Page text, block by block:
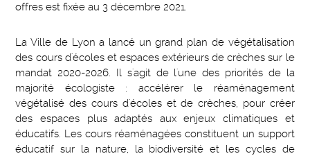
offres est fixée au 3 décembre 2021.
La Ville de Lyon a lancé un grand plan de végétalisation
des cours d'écoles et espaces extérieurs de crèches sur le
mandat 2020-2026. Il s'agit de l'une des priorités de la
majorité écologiste : accélérer le réaménagement
végétalisé des cours d'écoles et de crèches, pour créer
des espaces plus adaptés aux enjeux climatiques et
éducatifs. Les cours réaménagées constituent un support
éducatif sur la nature, la biodiversité et les cycles de